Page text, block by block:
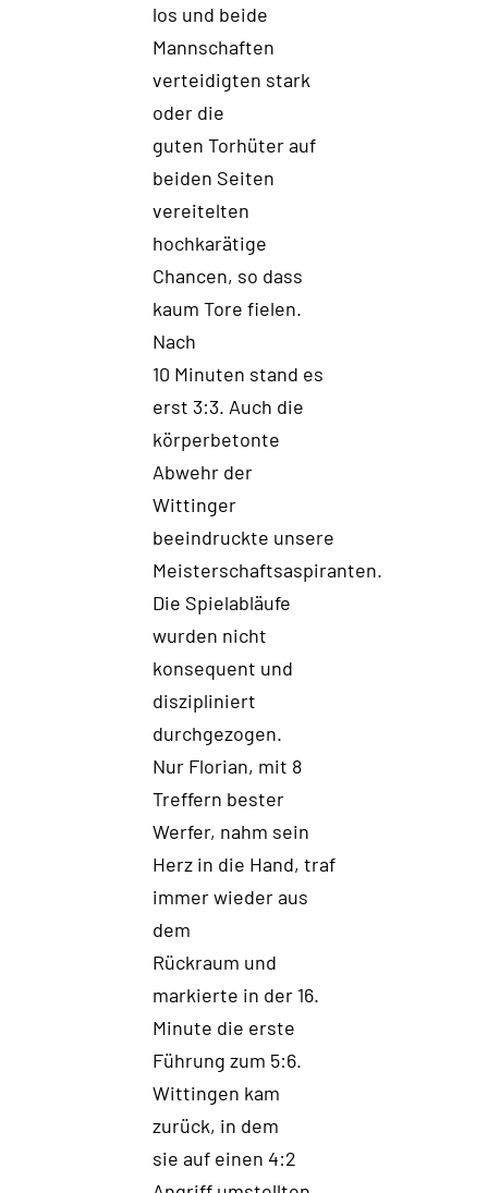
los und beide
Mannschaften
verteidigten stark
oder die
guten Torhüter auf
beiden Seiten
vereitelten
hochkarätige
Chancen, so dass
kaum Tore fielen.
Nach
10 Minuten stand es
erst 3:3. Auch die
körperbetonte
Abwehr der
Wittinger
beeindruckte unsere
Meisterschaftsaspiranten.
Die Spielabläufe
wurden nicht
konsequent und
diszipliniert
durchgezogen.
Nur Florian, mit 8
Treffern bester
Werfer, nahm sein
Herz in die Hand, traf
immer wieder aus
dem
Rückraum und
markierte in der 16.
Minute die erste
Führung zum 5:6.
Wittingen kam
zurück, in dem
sie auf einen 4:2